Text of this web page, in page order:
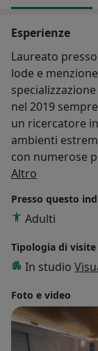
Esperienze
Laureato
lode e
nel 2019
un ricercatore
ambienti
con numerose
Socio
sportive non
mi occupo
complessità,
differenziale e
evidenze, da
Altro
Presso questo
Adulti
Tipologia di visite
In studio
Foto e video